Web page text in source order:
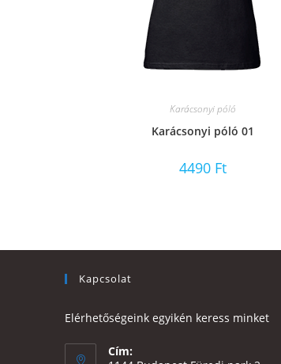
Karácsonyi póló
Karácsonyi póló 01
4490 Ft
Kapcsolat
Elérhetőségeink egyikén keress minket
Cím: